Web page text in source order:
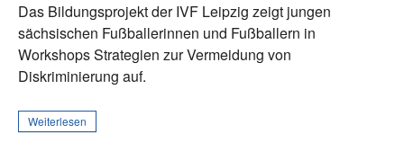
Das Bildungsprojekt der IVF Leipzig zeigt jungen
sächsischen Fußballerinnen und Fußballern in
Workshops Strategien zur Vermeidung von
Diskriminierung auf.
Weiterlesen